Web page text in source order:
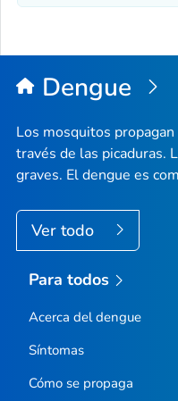
Dengue
Los mosquitos
través de las picaduras.
graves. El dengue es
Ver todo
Para todos
Acerca del dengue
Síntomas
Cómo se propaga